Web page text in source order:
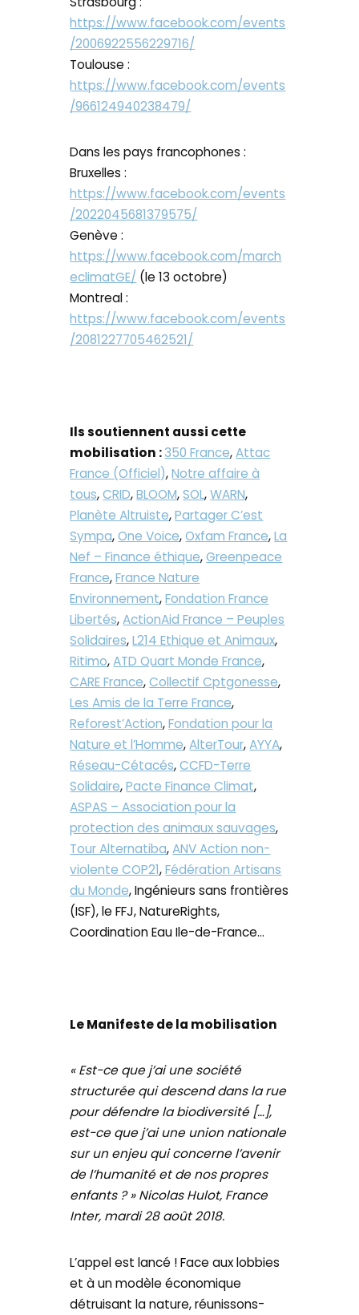
https://www.facebook.com/events
/2006922556229716/
Toulouse :
https://www.facebook.com/events
/966124940238479/
Dans les pays francophones :
Bruxelles :
https://www.facebook.com/events
/2022045681379575/
Genève :
https://www.facebook.com/march
eclimatGE/ (le 13 octobre)
Montreal :
https://www.facebook.com/events
/2081227705462521/
Ils soutiennent aussi cette
mobilisation :350 France,Attac
France (Officiel),Notre affaire à
tous,CRID,BLOOM,SOL,WARN,
Planète Altruiste,Partager C’est
Sympa,One Voice,Oxfam France,La
Nef – Finance éthique,Greenpeace
France,France Nature
Environnement,Fondation France
Libertés,ActionAid France – Peuples
Solidaires,L214 Ethique et Animaux,
Ritimo,ATD Quart Monde France,
CARE France,Collectif Cptgonesse,
Les Amis de la Terre France,
Reforest’Action,Fondation pour la
Nature et l’Homme,AlterTour,AYYA,
Réseau-Cétacés,CCFD-Terre
Solidaire,Pacte Finance Climat,
ASPAS – Association pour la
protection des animaux sauvages,
Tour Alternatiba,ANV Action non-
violente COP21,Fédération Artisans
du Monde, Ingénieurs sans frontières
(ISF), le FFJ, NatureRights,
Coordination Eau Ile-de-France…
Le Manifeste de la mobilisation
« Est-ce que j’ai une société
structurée qui descend dans la rue
pour défendre la biodiversité […],
est-ce que j’ai une union nationale
sur un enjeu qui concerne l’avenir
de l’humanité et de nos propres
enfants ? » Nicolas Hulot, France
Inter, mardi 28 août 2018.
L’appel est lancé ! Face aux lobbies
et à un modèle économique
détruisant la nature, réunissons-